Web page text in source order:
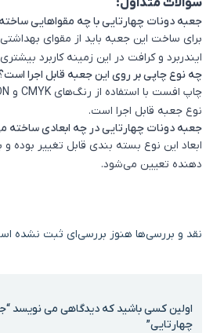
سوالات متداول:
جعبه دونات چهارتایی با چه مقواهایی
برای ساخت این جعبه باید از مقوای بهداشتی
ایندربرد و کرافت در این زمینه کاربرد بیشتری
چه نوع چاپی بر روی این جعبه قابل اجرا
نوع جعبه قابل اجرا است.
جعبه دونات چهارتایی در چه ابعادی ساخته
ابعاد این نوع بسته بندی قابل تغییر بوده
دهنده تعیین می‌شود.
نقد و بررسی‌ها هنوز بررسی‌ای ثبت نشده
اولین کسی باشید که دیدگاهی می نویسد
چهارتایی”
اشتراک گذاری در